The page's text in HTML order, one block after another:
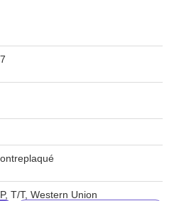
T/T, Western Union